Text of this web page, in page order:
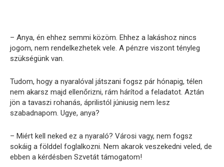
– Anya, én ehhez semmi közöm. Ehhez a lakáshoz nincs
jogom, nem rendelkezhetek vele. A pénzre viszont tényleg
szükségünk van.
Tudom, hogy a nyaralóval játszani fogsz pár hónapig, télen
nem akarsz majd ellenőrizni, rám hárítod a feladatot. Aztán
jön a tavaszi rohanás, áprilistól júniusig nem lesz
szabadnapom. Ugye, anya?
– Miért kell neked ez a nyaraló? Városi vagy, nem fogsz
sokáig a földdel foglalkozni. Nem akarok veszekedni veled, de
ebben a kérdésben Szvetát támogatom!